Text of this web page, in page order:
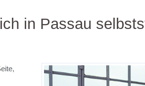
in Passau